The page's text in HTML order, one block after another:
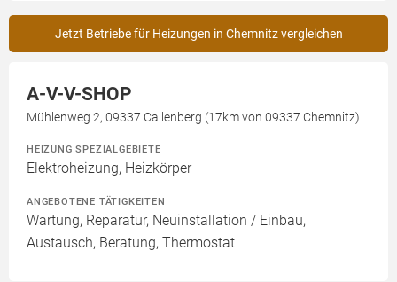
Jetzt Betriebe für Heizungen in Chemnitz vergleichen
A-V-V-SHOP
Mühlenweg 2, 09337 Callenberg (17km von 09337 Chemnitz)
HEIZUNG SPEZIALGEBIETE
Elektroheizung, Heizkörper
ANGEBOTENE TÄTIGKEITEN
Wartung, Reparatur, Neuinstallation / Einbau,
Austausch, Beratung, Thermostat